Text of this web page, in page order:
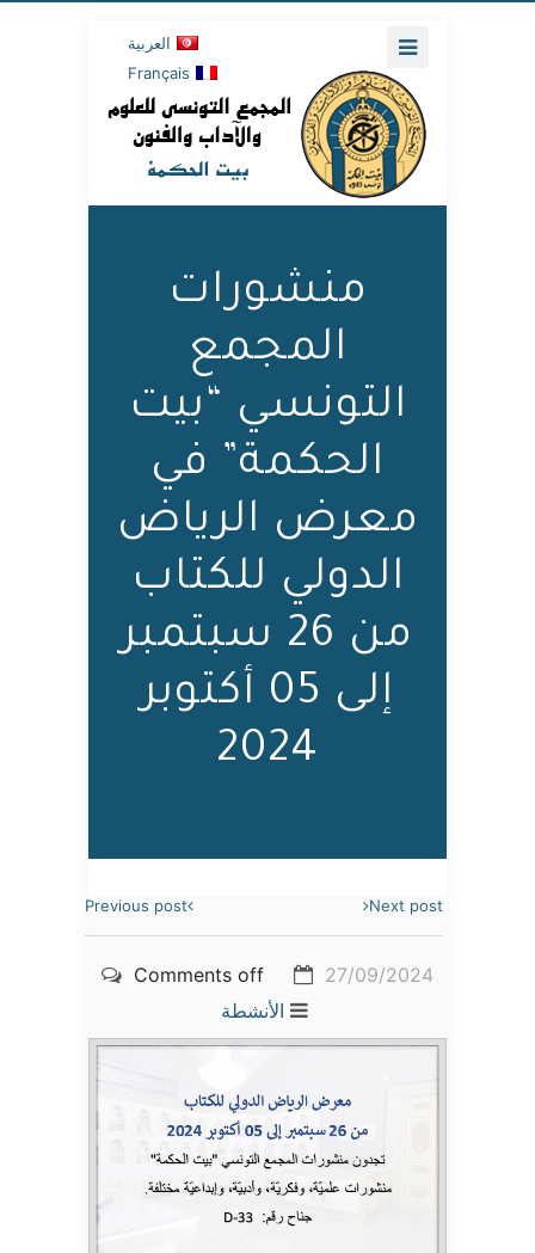
العربية
Français
منشورات
المجمع
التونسي “بيت
الحكمة” في
معرض الرياض
الدولي للكتاب
من 26 سبتمبر
إلى 05 أكتوبر
2024
Previous post Next post
27/09/2024
Comments off
الأنشطة